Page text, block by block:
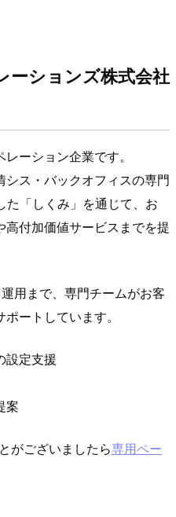
ーションズ株式会社
ーション企業です。
ス・バックオフィスの専門
た「しくみ」を通じて、お
付加価値サービスまでを提
用まで、専門チームがお客
ートしています。
設定支援
案
がございましたら専用ペー